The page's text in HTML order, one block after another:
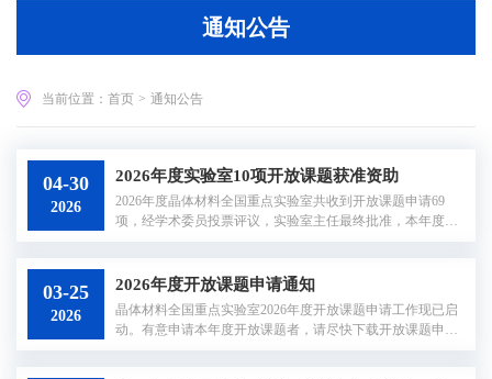
通知公告
当前位置： 首页 > 通知公告
04-30
2026
2026年度实验室10项开放课题获准资助
2026年度晶体材料全国重点实验室共收到开放课题申请69
项，经学术委员投票评议，实验室主任最终批准，本年度共
03-25
2026
2026年度开放课题申请通知
晶体材料全国重点实验室2026年度开放课题申请工作现已启
动。有意申请本年度开放课题者，请尽快下载开放课题申请